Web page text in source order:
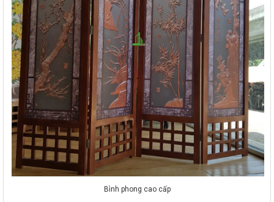
Bình phong cao cấp